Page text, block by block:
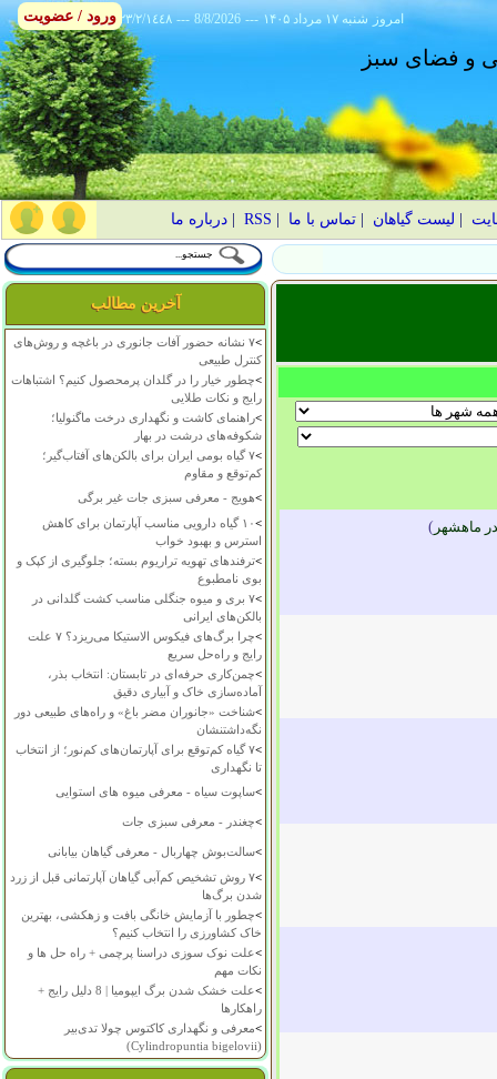
٢٣/٢/١٤٤٨ --- 8/8/2026 --- ۱۴۰۵ شنبه ۱۷ مرداد امروز
و فضای سبز
لیست گیاهان |تماس با ما RSS
|درباره ما
آخرین مطالب
>
۷ نشانه حضور آفات جانوری در باغچه و روش‌های
کنترل طبیعی
>چطور خیار را در گلدان پرمحصول کنیم؟ اشتباهات
رایج و نکات طلایی
>راهنمای کاشت و نگهداری درخت ماگنولیا؛
شکوفه‌های درشت در بهار
>
۷ گیاه بومی ایران برای بالکن‌های آفتاب‌گیر؛
کم‌توقع و مقاوم
>هویج - معرفی سبزی جات غیر برگی
>
۱۰ گیاه دارویی مناسب آپارتمان برای کاهش
استرس و بهبود خواب
>ترفندهای تهویه تراریوم بسته؛ جلوگیری از کپک و
بوی نامطبوع
>
۷ بری و میوه جنگلی مناسب کشت گلدانی در
بالکن‌های ایرانی
>
چرا برگ‌های فیکوس الاستیکا می‌ریزد؟ ۷ علت
رایج و راه‌حل سریع
>چمن‌کاری حرفه‌ای در تابستان: انتخاب بذر،
آماده‌سازی خاک و آبیاری دقیق
>شناخت «جانوران مضر باغ» و راه‌های طبیعی دور
نگه‌داشتنشان
>
۷ گیاه کم‌توقع برای آپارتمان‌های کم‌نور؛ از انتخاب
تا نگهداری
>ساپوت سیاه - معرفی میوه های استوایی
>چغندر - معرفی سبزی جات
>سالت‌بوش چهاربال - معرفی گیاهان بیابانی
>
۷ روش تشخیص کم‌آبی گیاهان آپارتمانی قبل از زرد
شدن برگ‌ها
>چطور با آزمایش خانگی بافت و زهکشی، بهترین
خاک کشاورزی را انتخاب کنیم؟
>علت نوک سوزی دراسنا پرچمی + راه حل ها و
نکات مهم
>
علت خشک شدن برگ ایپومیا | 8 دلیل رایج +
راهکارها
>معرفی و نگهداری کاکتوس چولا تدی‌بیر
(Cylindropuntia bigelovii)
ماهشهر )
ورود / عضویت